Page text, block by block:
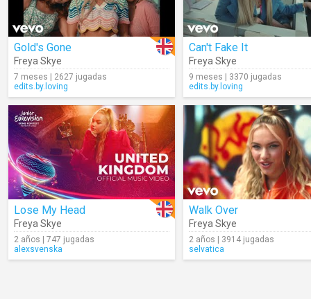
Gold's Gone
Freya Skye
7 meses | 2627 jugadas
edits.by.loving
Can't Fake It
Freya Skye
9 meses | 3370 jugadas
edits.by.loving
Lose My Head
Freya Skye
2 años | 747 jugadas
alexsvenska
Walk Over
Freya Skye
2 años | 3914 jugadas
selvatica